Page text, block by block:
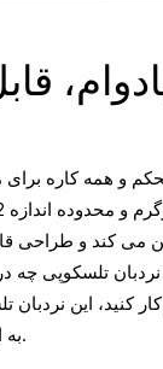
و همه کاره
می کند و طراحی
تلسکوپی چه
کنید، این نردبان
به ارتفاعات جدید با ایمنی و ثبات است.